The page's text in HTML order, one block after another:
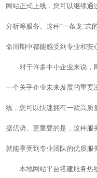
网站正式上线，您可以继续
分析等服务。这种“一条龙”式
命周期中都能感受到专业和安
对于许多中小企业来说，
一个关乎企业未来发展的重要
线，您可以快速拥有一款高质
据优势。更重要的是，这种服
就能享受到专业团队的优质服
本地网站平台搭建服务热